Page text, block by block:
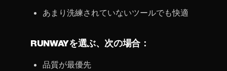
あまり洗練されていないツールでも快適
RUNWAYを選ぶ、次の場合：
品質が最優先